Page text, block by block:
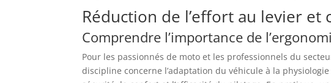
Réduction de l’effort au levier
Comprendre l’importance de
Pour les passionnés de moto et les professionnels du
discipline concerne l’adaptation du véhicule à la